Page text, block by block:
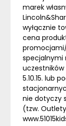
marek
wyłącznie
cena
specjalnymi
5.10.15. lub
nie dotyczy
(tzw.